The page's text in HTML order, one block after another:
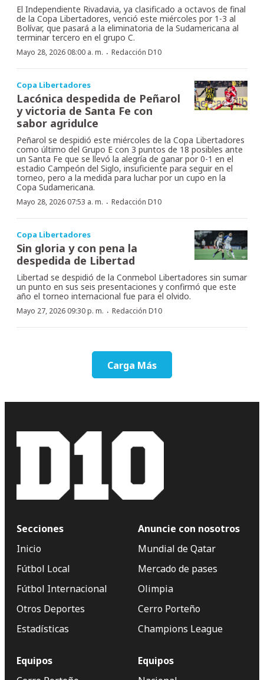
El Independiente Rivadavia, ya clasificado a octavos de final
de la Copa Libertadores, venció este miércoles por 1-3 al
Bolívar, que pasará a la eliminatoria de la Sudamericana al
terminar tercero en el grupo C.
Mayo 28, 2026 08:00 a. m. · Redacción D10
Copa Libertadores
Lacónica despedida de Peñarol
y victoria de Santa Fe con
sabor agridulce
Peñarol se despidió este miércoles de la Copa Libertadores
como último del Grupo E con 3 puntos de 18 posibles ante
un Santa Fe que se llevó la alegría de ganar por 0-1 en el
estadio Campeón del Siglo, insuficiente para seguir en el
torneo, pero a la medida para luchar por un cupo en la
Copa Sudamericana.
Mayo 28, 2026 07:53 a. m. · Redacción D10
Copa Libertadores
Sin gloria y con pena la
despedida de Libertad
Libertad se despidió de la Conmebol Libertadores sin sumar
un punto en sus seis presentaciones y confirmó que este
año el torneo internacional fue para el olvido.
Mayo 27, 2026 09:30 p. m. · Redacción D10
Carga Más
Secciones
Inicio
Fútbol Local
Fútbol Internacional
Otros Deportes
Estadísticas
Anuncie con nosotros
Mundial de Qatar
Mercado de pases
Olimpia
Cerro Porteño
Champions League
Equipos
Equipos